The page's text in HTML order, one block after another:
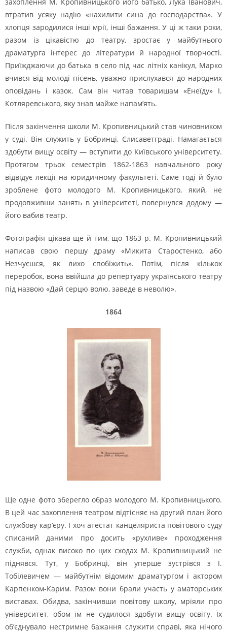
втратив усяку надію «нахилити сина до господарства». У
хлопця зародилися інші мрії, інші бажання. У ці ж таки роки,
разом із цікавістю до театру, зростає у майбутнього
драматурга інтерес до літератури й народної творчості.
Приїжджаючи до батька в село під час літніх канікул, Марко
вчився від молоді пісень, уважно прислухався до народних
оповідань і казок. Сам він читав товаришам «Енеїду» І.
Котляревського, яку знав майже напам’ять.
Після закінчення школи М. Кропивницький став чиновником
у суді. Він служить у Бобринці, Єлисаветграді. Намагається
здобути вищу освіту — вступити до Київського університету.
Протягом трьох семестрів 1862-1863 навчального року
відвідує лекції на юридичному факультеті. Саме тоді й було
зроблене фото молодого М. Кропивницького, який, не
продовживши занять в університеті, повернувся додому —
його вабив театр.
Фотографія цікава ще й тим, що 1863 р. М. Кропивницький
написав свою першу драму «Микита Старостенко, або
Незчуєшся, як лихо спобіжить». Потім, після кількох
переробок, вона ввійшла до репертуару українського театру
під назвою «Дай серцю волю, заведе в неволю».
1864
Ще одне фото зберегло образ молодого М. Кропивницького.
В цей час захоплення театром відтісняє на другий план його
службову кар’єру. І хоч атестат канцеляриста повітового суду
списаний даними про досить «рухливе» проходження
служби, однак високо по цих сходах М. Кропивницький не
піднявся. Тут, у Бобринці, він уперше зустрівся з І.
Тобілевичем — майбутнім відомим драматургом і актором
Карпенком-Карим. Разом вони брали участь у аматорських
виставах. Обидва, закінчивши повітову школу, мріяли про
університет, обом їм не судилося здобути вищу освіту. Їх
об’єднувало нестримне бажання служити справі, яка нічого